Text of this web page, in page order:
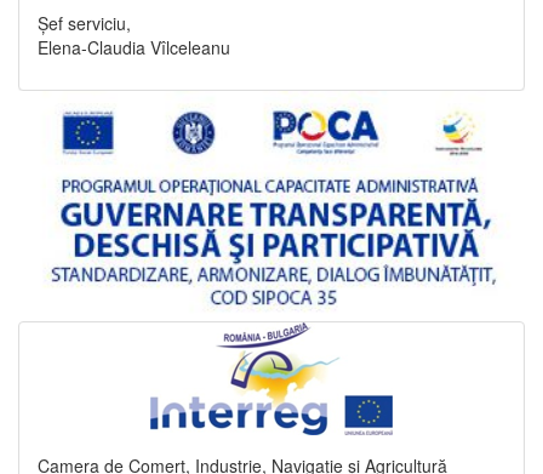
Șef serviciu,
Elena-Claudia Vîlceleanu
Camera de Comerț, Industrie, Navigație și Agricultură